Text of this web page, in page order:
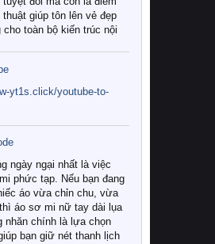
thuật giúp tôn lên vẻ đẹp
cho toàn bộ kiến trúc nội
giữa thị trường đa dạng
hiệu và mẫu mã
làm thế nào để chọn
bộ chăn ga gối đệm cao
chất lượng, phù hợp với
cầu sử dụng của gia
chúng tôi đi tìm lời
tiết qua bài viết dưới đây.
các gia đình hiện đại lại ưa
ga gối đệm cao cấp?
yt1s.click/youtube-to-
ngày ngại nhất là việc
phức tạp. Nếu bạn đang
áo vừa chỉn chu, vừa
áo sơ mi nữ tay dài lụa
nhăn chính là lựa chọn
bạn giữ nét thanh lịch